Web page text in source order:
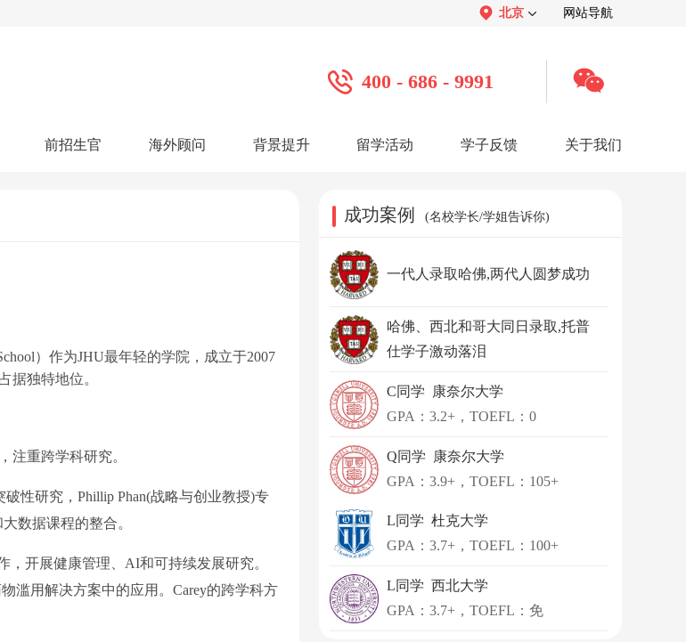
北京 网站导航
400 - 686 - 9991
智能诊断
前招生官 海外顾问 背景提升 留学活动 学子反馈
学子心声： 感谢视频 学子访谈
关于我们
品牌介绍： 关于我们 公司活动 媒体报道
）作为JHU最年轻的学院，成立于2007
据独特地位。
重跨学科研究。
性研究，Phillip Phan(战略与创业教授)专
数据课程的整合。
开展健康管理、AI和可持续发展研究。
滥用解决方案中的应用。Carey的跨学科方
成功案例 (名校学长/学姐告诉你)
一代人录取哈佛,两代人圆梦成功
哈佛、西北和哥大同日录取,托普
仕学子激动落泪
C同学 康奈尔大学
GPA：3.2+，TOEFL：0
Q同学 康奈尔大学
GPA：3.9+，TOEFL：105+
L同学 杜克大学
GPA：3.7+，TOEFL：100+
L同学 西北大学
GPA：3.7+，TOEFL：免